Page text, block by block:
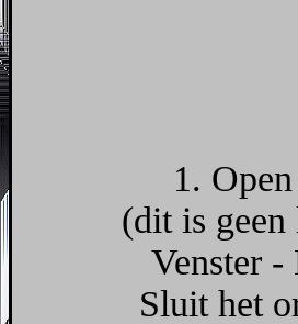
1.
(dit is geen
Venster
Sluit het